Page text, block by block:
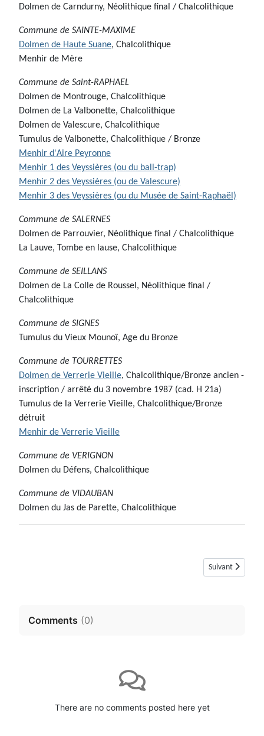
Dolmen de Carndurny, Néolithique final / Chalcolithique
Commune de SAINTE-MAXIME
Dolmen de Haute Suane, Chalcolithique
Menhir de Mère
Commune de Saint-RAPHAEL
Dolmen de Montrouge, Chalcolithique
Dolmen de La Valbonette, Chalcolithique
Dolmen de Valescure, Chalcolithique
Tumulus de Valbonette, Chalcolithique / Bronze
Menhir d'Aire Peyronne
Menhir 1 des Veyssières (ou du ball-trap)
Menhir 2 des Veyssières (ou de Valescure)
Menhir 3 des Veyssières (ou du Musée de Saint-Raphaël)
Commune de SALERNES
Dolmen de Parrouvier, Néolithique final / Chalcolithique
La Lauve, Tombe en lause, Chalcolithique
Commune de SEILLANS
Dolmen de La Colle de Roussel, Néolithique final /
Chalcolithique
Commune de SIGNES
Tumulus du Vieux Mounoï, Age du Bronze
Commune de TOURRETTES
Dolmen de Verrerie Vieille, Chalcolithique/Bronze ancien -
inscription / arrêté du 3 novembre 1987 (cad. H 21a)
Tumulus de la Verrerie Vieille, Chalcolithique/Bronze
détruit
Menhir de Verrerie Vieille
Commune de VERIGNON
Dolmen du Défens, Chalcolithique
Commune de VIDAUBAN
Dolmen du Jas de Parette, Chalcolithique
Article suivant :
Suivant
Comments (0)
There are no comments posted here yet